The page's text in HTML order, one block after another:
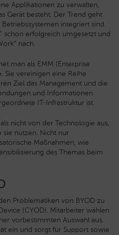
Applikationen zu verwalten,
Gerät besteht. Der Trend geht
integriert sind.
schon erfolgreich umgesetzt und
nach.
man als EMM (Enterprise
Sie vereinigen eine Reihe
Ziel das Management und die
und Informationen
IT-Infrastruktur ist.
nicht von der Technologie aus,
sie nutzen. Nicht nur
Maßnahmen, wie
des Themas beim
Problematiken von BYOD zu
(CYOD). Mitarbeiter wählen
vorbestimmten Auswahl aus.
ein und sorgt für Support sowie